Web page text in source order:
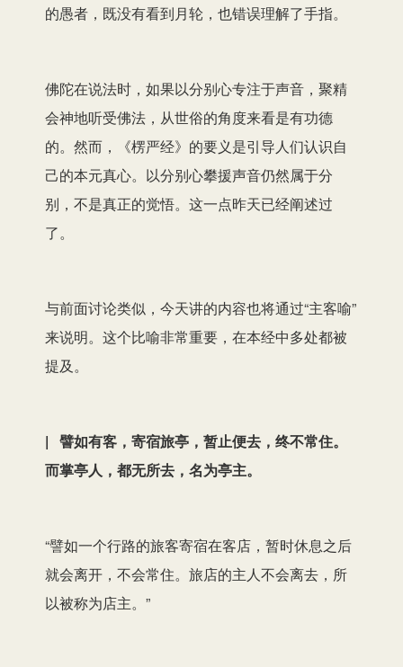
的愚者，既没有看到月轮，也错误理解了手指。
佛陀在说法时，如果以分别心专注于声音，聚精
会神地听受佛法，从世俗的角度来看是有功德
的。然而，《楞严经》的要义是引导人们认识自
己的本元真心。以分别心攀援声音仍然属于分
别，不是真正的觉悟。这一点昨天已经阐述过
了。
与前面讨论类似，今天讲的内容也将通过“主客喻”
来说明。这个比喻非常重要，在本经中多处都被
提及。
| 譬如有客，寄宿旅亭，暂止便去，终不常住。
而掌亭人，都无所去，名为亭主。
“譬如一个行路的旅客寄宿在客店，暂时休息之后
就会离开，不会常住。旅店的主人不会离去，所
以被称为店主。”